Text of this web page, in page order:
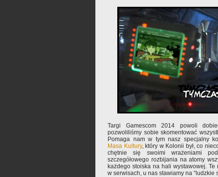
Targi Gamescom 2014 powoli
pozwoliliśmy sobie skomentować
Pomaga nam w tym nasz specjalny
Masa Kultury, który w Kolonii był, co
chętnie się swoimi wrażeniami
szczegółowego rozbijania na atomy
każdego stoiska na hali wystawowej.
w serwisach, u nas stawiamy na “ludzkie